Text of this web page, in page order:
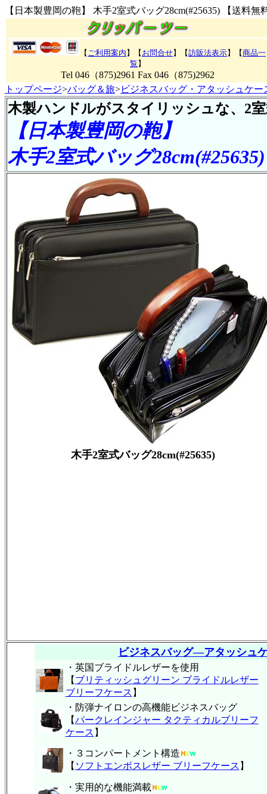
【日本製豊岡の鞄】 木手2室式バッグ28cm(#25635) 【送料無
【 ご利用案内 】【 お問合せ】【訪販法表示】【商品一
覧 】
Tel 046（875)2961 Fax 046（875)2962
トップページ>バッグ＆旅>ビジネスバッグ・アタッシュケ
木製ハンドルがスタイリッシュな、2
【日本製豊岡の鞄】
木手2室式バッグ28cm(#25635)
木手2室式バッグ28cm(#25635)
ビジネスバッグ―アタッシュ
・英国ブライドルレザーを使用
【 ブリティッシュグリーン ブライドルレザー
ブリーフケース 】
・防弾ナイロンの高機能ビジネスバッグ
【パークレインジャー タクティカルブリーフ
ケース 】
・３コンパートメント構造
【 ソフトエンボスレザー ブリーフケース 】
・実用的な機能満載